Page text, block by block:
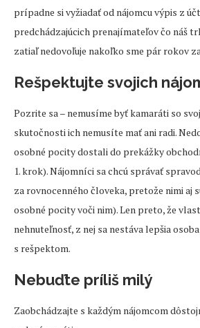
prípadne si vyžiadať od nájomcu výpis z
predchádzajúcich prenajímateľov čo náš
zatiaľ nedovoľuje nakoľko sme pár rokov
Rešpektujte svojich
Pozrite sa – nemusíme byť kamaráti so
skutočnosti ich nemusíte mať ani radi.
osobné pocity dostali do prekážky
1. krok). Nájomníci sa chcú správať
za rovnocenného človeka, pretože nimi aj
osobné pocity voči nim). Len preto, že
nehnuteľnosť, z nej sa nestáva lepšia
s rešpektom.
Nebuďte príliš milý
Zaobchádzajte s každým nájomcom